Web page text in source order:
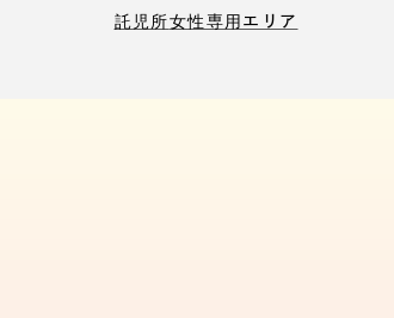
託児所女性専用エリア